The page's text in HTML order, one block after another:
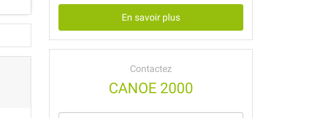
En savoir plus
Contactez
CANOE 2000